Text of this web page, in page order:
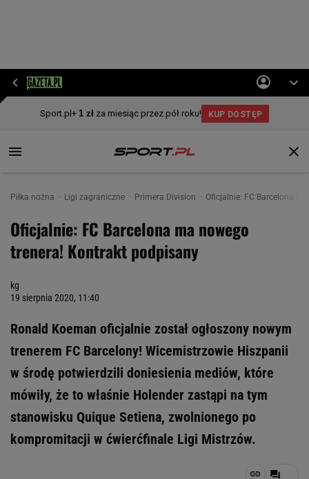
Piłka nożna Ligi zagraniczne Primera Division Oficjalnie: FC Barcelona
Oficjalnie: FC Barcelona ma nowego
trenera! Kontrakt podpisany
kg
19 sierpnia 2020, 11:40
Ronald Koeman oficjalnie został ogłoszony nowym
trenerem FC Barcelony! Wicemistrzowie Hiszpanii
w środę potwierdzili doniesienia mediów, które
mówiły, że to właśnie Holender zastąpi na tym
stanowisku Quique Setiena, zwolnionego po
kompromitacji w ćwierćfinale Ligi Mistrzów.